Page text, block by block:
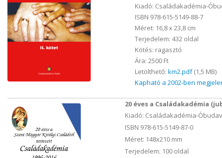
Kiadó: Családakadémia-
ISBN 978-615-5149-88-7
Méret: 16,8 x 23,8 cm
Terjedelem: 432 oldal
Kötés: ragasztó
Ára: 2500 Ft
Letölthető: km2.pdf(1,5 MB)
Kapható a 2002-ben
20 éves a Családakadémia
Kiadó: Családakadémia-
ISBN 978-615-5149-87-0
Méret: 148x210 mm
Terjedelem: 100 oldal